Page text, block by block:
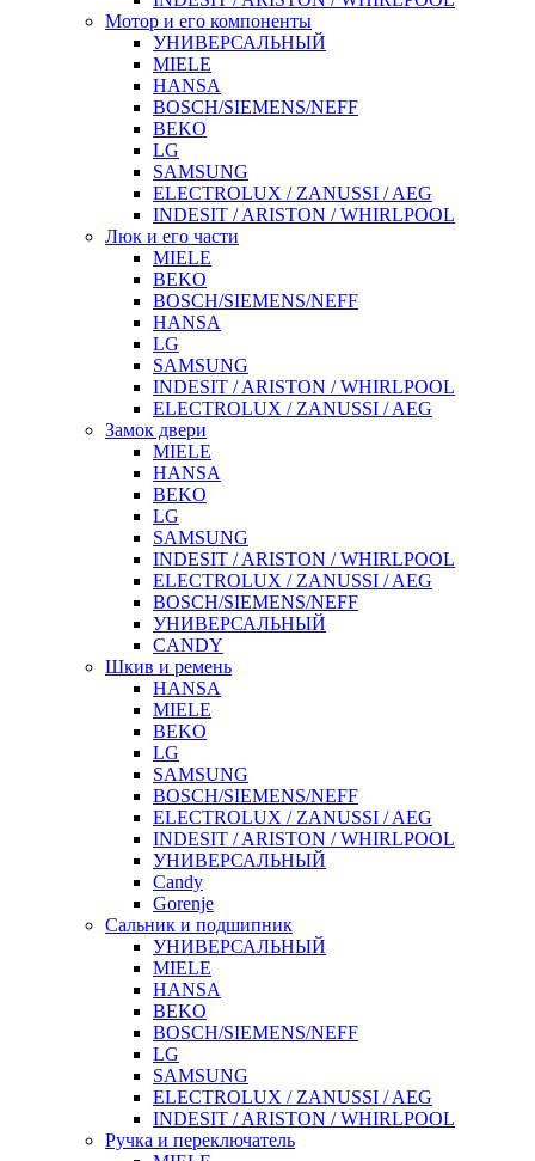
Мотор и его компоненты
УНИВЕРСАЛЬНЫЙ
MIELE
HANSA
BOSCH/SIEMENS/NEFF
BEKO
LG
SAMSUNG
ELECTROLUX / ZANUSSI / AEG
INDESIT / ARISTON / WHIRLPOOL
Люк и его части
MIELE
BEKO
BOSCH/SIEMENS/NEFF
HANSA
LG
SAMSUNG
INDESIT / ARISTON / WHIRLPOOL
ELECTROLUX / ZANUSSI / AEG
Замок двери
MIELE
HANSA
BEKO
LG
SAMSUNG
INDESIT / ARISTON / WHIRLPOOL
ELECTROLUX / ZANUSSI / AEG
BOSCH/SIEMENS/NEFF
УНИВЕРСАЛЬНЫЙ
CANDY
Шкив и ремень
HANSA
MIELE
BEKO
LG
SAMSUNG
BOSCH/SIEMENS/NEFF
ELECTROLUX / ZANUSSI / AEG
INDESIT / ARISTON / WHIRLPOOL
УНИВЕРСАЛЬНЫЙ
Candy
Gorenje
Сальник и подшипник
УНИВЕРСАЛЬНЫЙ
MIELE
HANSA
BEKO
BOSCH/SIEMENS/NEFF
LG
SAMSUNG
ELECTROLUX / ZANUSSI / AEG
INDESIT / ARISTON / WHIRLPOOL
Ручка и переключатель